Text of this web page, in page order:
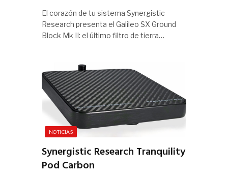
El corazón de tu sistema Synergistic
Research presenta el Galileo SX Ground
Block Mk II: el último filtro de tierra…
NOTICIAS
Synergistic Research Tranquility
Pod Carbon